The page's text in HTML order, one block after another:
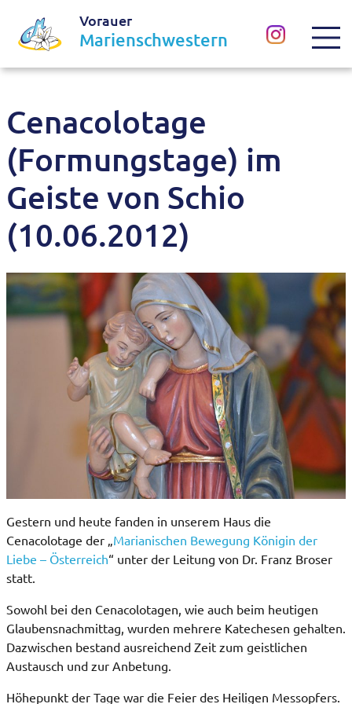
Vorauer
Marienschwestern
Cenacolotage
(Formungstage) im
Geiste von Schio
(10.06.2012)
Gestern und heute fanden in unserem Haus die
Cenacolotage der „ Marianischen Bewegung Königin der
Liebe – Österreich“ unter der Leitung von Dr. Franz Broser
statt.
Sowohl bei den Cenacolotagen, wie auch beim heutigen
Glaubensnachmittag, wurden mehrere Katechesen gehalten.
Dazwischen bestand ausreichend Zeit zum geistlichen
Austausch und zur Anbetung.
Höhepunkt der Tage war die Feier des Heiligen Messopfers.